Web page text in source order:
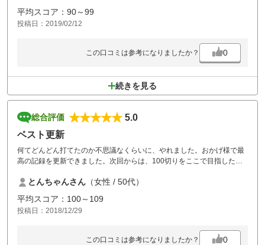
平均スコア：90～99
投稿日：2019/02/12
この口コミは参考になりましたか？ 0
続きを見る
総合評価
5.0
ベスト更新
何てどんどん打てたのか不思議なくらいに、やれました。おかげ様で最
高の記録を更新できました。次回からは、100切りをここで目指したい
お仕事休んでも行きたいです。とにかく気付くといい感じで、平常心を
保てます。
とんちゃんさん （女性 / 50代）
平均スコア：100～109
投稿日：2018/12/29
この口コミは参考になりましたか？ 0